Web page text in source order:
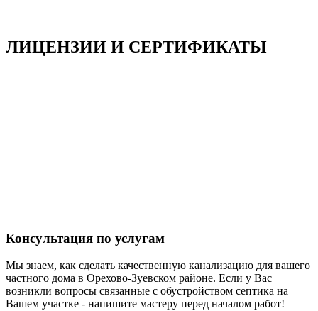
ЛИЦЕНЗИИ И СЕРТИФИКАТЫ
Консультация по услугам
Мы знаем, как сделать качественную канализацию для вашего
частного дома в Орехово-Зуевском районе. Если у Вас
возникли вопросы связанные с обустройством септика на
Вашем участке - напишите мастеру перед началом работ!